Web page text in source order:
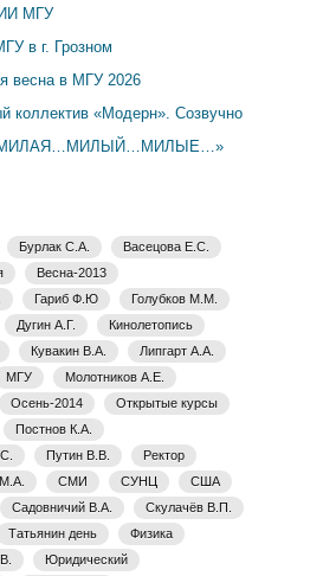
МГУ
в г. Грозном
весна в МГУ 2026
коллектив «Модерн». Созвучно
«МИЛАЯ…МИЛЫЙ…МИЛЫЕ…»
Бурлак С.А.
Васецова Е.С.
Весна-2013
Гариб Ф.Ю
Голубков М.М.
Дугин А.Г.
Кинолетопись
Кувакин В.А.
Липгарт А.А.
МГУ
Молотников А.Е.
Осень-2014
Открытые курсы
Постнов К.А.
Путин В.В.
Ректор
СМИ СУНЦ
США
Садовничий В.А.
Скулачёв В.П.
Татьянин день
Физика
Юридический